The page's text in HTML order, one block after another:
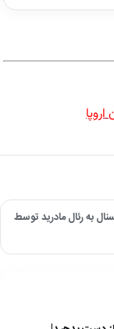
به رئال مادرید توسط